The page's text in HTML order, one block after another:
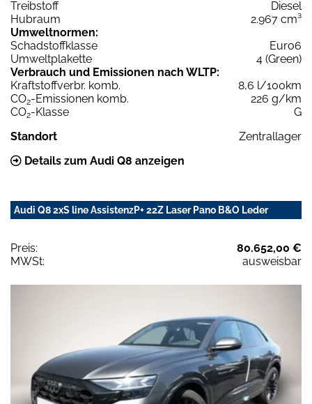
Treibstoff
Diesel
Hubraum
2.967 cm³
Umweltnormen:
Schadstoffklasse
Euro6
Umweltplakette
4 (Green)
Verbrauch und Emissionen nach WLTP:
Kraftstoffverbr. komb.
8,6 l/100km
CO2-Emissionen komb.
226 g/km
CO2-Klasse
G
Standort
Zentrallager
Details zum Audi Q8 anzeigen
Audi Q8 2xS line AssistenzP+ 22Z Laser Pano B&O Leder
Preis:
80.652,00 €
MWSt:
ausweisbar